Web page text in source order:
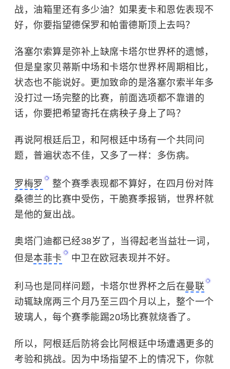
战，油箱里还有多少油？如果麦卡和恩佐表现不
好，你要指望德保罗和帕雷德斯顶上去吗？
洛塞尔索算是弥补上缺席卡塔尔世界杯的遗憾，
但是皇家贝蒂斯中场和卡塔尔世界杯周期相比，
状态也不能说好。更加致命的是洛塞尔索半年多
没打过一场完整的比赛，前面选项都不靠谱的
话，你要把希望寄托在病秧子身上了吗？
再说阿根廷后卫，和阿根廷中场有一个共同问
题，普遍状态不佳，又多了一样：多伤病。
罗梅罗
整个赛季表现都不算好，在四月份对阵
桑德兰的比赛中受伤，干脆赛季报销，世界杯就
是他的复出战。
奥塔门迪都已经38岁了，当得起老当益壮一词，
但是本菲卡 中卫在欧冠表现并不好。
利马也是同样问题，卡塔尔世界杯之后在曼联
动辄缺席两三个月乃至三四个月以上，整个一个
玻璃人，每个赛季能踢20场比赛就烧香了。
所以，阿根廷后防将会比阿根廷中场遭遇更多的
考验和挑战。因为中场指望不上的情况下，你就